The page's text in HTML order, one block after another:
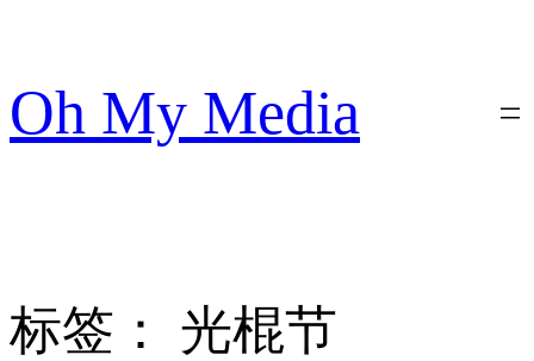
内
容
Oh My Media
标签： 光棍节